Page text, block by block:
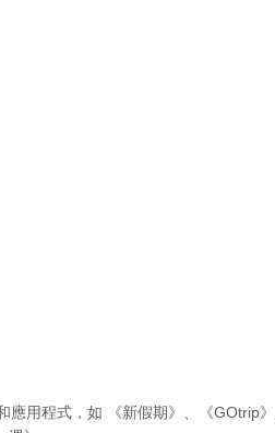
應用程式，如 《新假期》 、 《GOtrip》